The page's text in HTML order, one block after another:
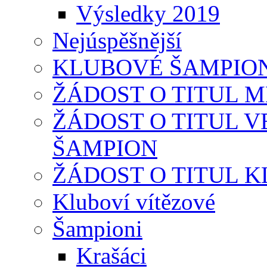
Výsledky 2019
Nejúspěšnější
KLUBOVÉ
ŽÁDOST O TITUL
ŽÁDOST O TITUL
ŠAMPION
ŽÁDOST O TITUL
Kluboví vítězové
Šampioni
Krašáci